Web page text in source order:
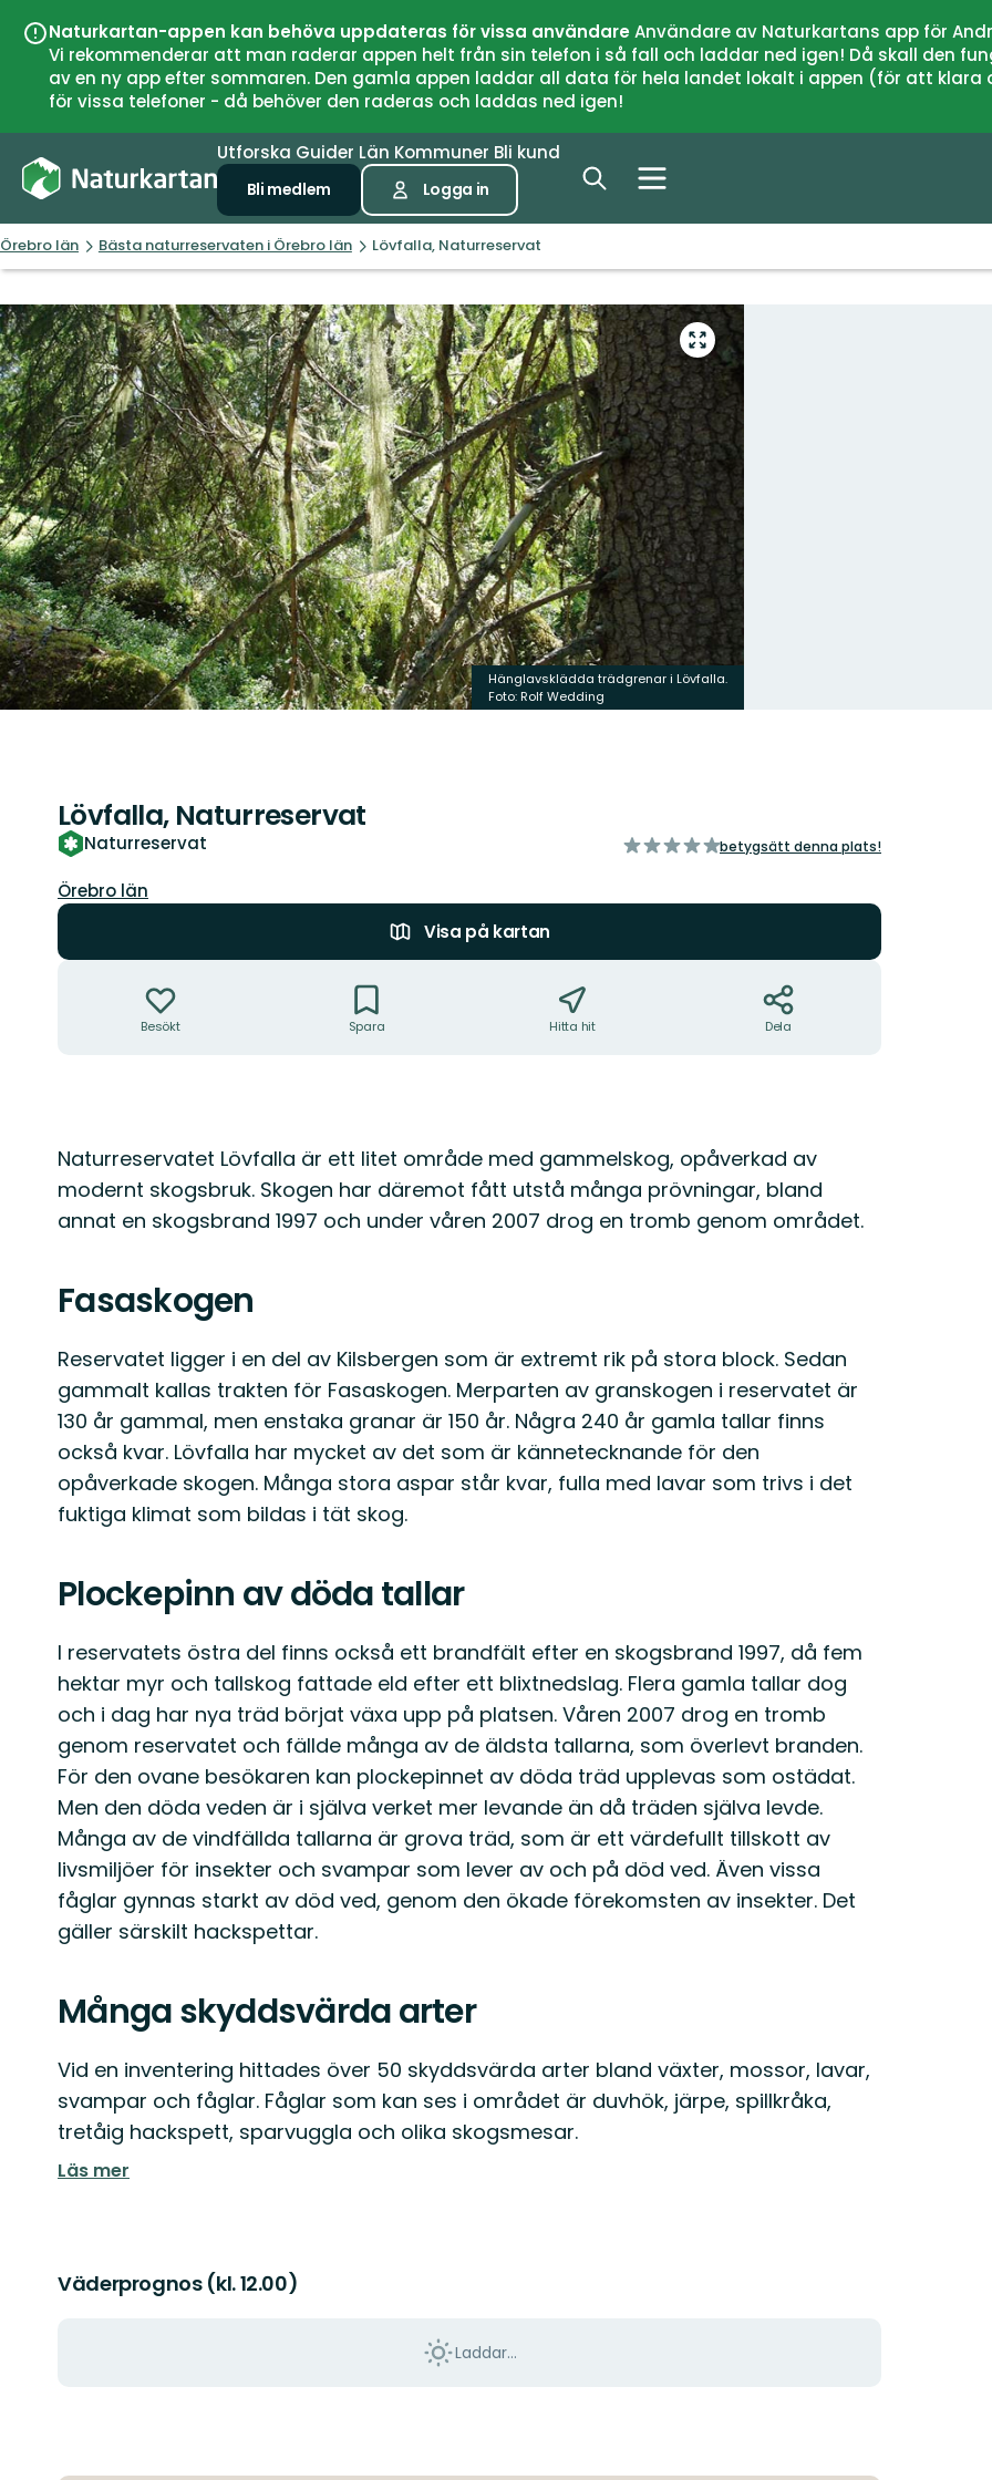
Naturkartan-appen kan behöva uppdateras för vissa användareAnvändare av Naturkartans app för
Vi rekommenderar att man raderar appen helt från sin telefon i så fall och laddar ned igen! Då skall den
av en ny app efter sommaren. Den gamla appen laddar all data för hela landet lokalt i appen (för att
för vissa telefoner - då behöver den raderas och laddas ned igen!
Utforska Guider Län Kommuner Bli kund
Bli medlem Logga in
Örebro län Bästa naturreservaten i Örebro län Lövfalla, Naturreservat
Gå
till
helskärmsläge
Hänglavsklädda trädgrenar i Lövfalla.
Foto: Rolf Wedding
Lövfalla, Naturreservat
Naturreservat
av
betygsätt denna plats!
Län:
Örebro län
Visa på kartan
Besökt Spara Hitta hit Dela
Beskrivning
Naturreservatet Lövfalla är ett litet område med gammelskog, opåverkad av
modernt skogsbruk. Skogen har däremot fått utstå många prövningar, bland
annat en skogsbrand 1997 och under våren 2007 drog en tromb genom området.
Fasaskogen
Reservatet ligger i en del av Kilsbergen som är extremt rik på stora block. Sedan
gammalt kallas trakten för Fasaskogen. Merparten av granskogen i reservatet är
130 år gammal, men enstaka granar är 150 år. Några 240 år gamla tallar finns
också kvar. Lövfalla har mycket av det som är kännetecknande för den
opåverkade skogen. Många stora aspar står kvar, fulla med lavar som trivs i det
fuktiga klimat som bildas i tät skog.
Plockepinn av döda tallar
I reservatets östra del finns också ett brandfält efter en skogsbrand 1997, då fem
hektar myr och tallskog fattade eld efter ett blixtnedslag. Flera gamla tallar dog
och i dag har nya träd börjat växa upp på platsen. Våren 2007 drog en tromb
genom reservatet och fällde många av de äldsta tallarna, som överlevt branden.
För den ovane besökaren kan plockepinnet av döda träd upplevas som ostädat.
Men den döda veden är i själva verket mer levande än då träden själva levde.
Många av de vindfällda tallarna är grova träd, som är ett värdefullt tillskott av
livsmiljöer för insekter och svampar som lever av och på död ved. Även vissa
fåglar gynnas starkt av död ved, genom den ökade förekomsten av insekter. Det
gäller särskilt hackspettar.
Många skyddsvärda arter
Vid en inventering hittades över 50 skyddsvärda arter bland växter, mossor, lavar,
svampar och fåglar. Fåglar som kan ses i området är duvhök, järpe, spillkråka,
tretåig hackspett, sparvuggla och olika skogsmesar.
Läs mer
Väderprognos (kl. 12.00)
Laddar...